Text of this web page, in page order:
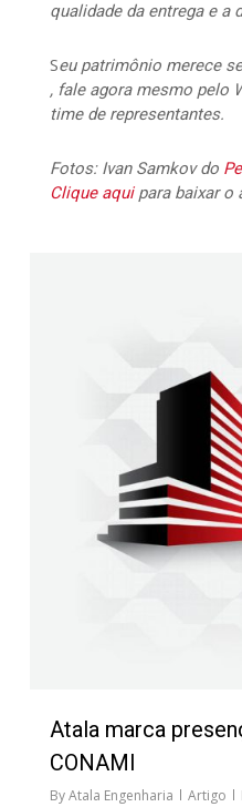
qualidade da entrega e a
Seu patrimônio merece
, fale agora mesmo pelo
time de representantes.
Fotos: Ivan Samkov do
Clique aqui para baixar o
Atala marca
CONAMI
ByAtala Engenharia Artigo